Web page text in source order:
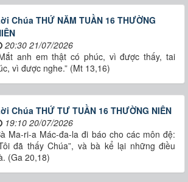
Chúa THỨ NĂM TUẦN 16 THƯỜNG
20:30 21/07/2026
anh em thật có phúc, vì được thấy, tai
vì được nghe.” (Mt 13,16)
Chúa THỨ TƯ TUẦN 16 THƯỜNG NIÊN
19:10 20/07/2026
Ma-ri-a Mác-đa-la đi báo cho các môn đệ:
đã thấy Chúa”, và bà kể lại những điều
(Ga 20,18)